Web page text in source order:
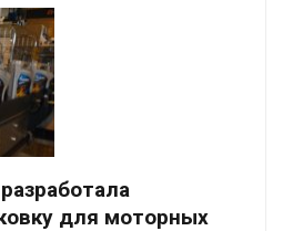
для моторных